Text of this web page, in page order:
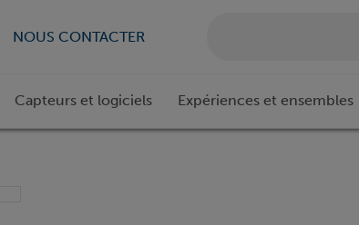
NOUS CONTACTER
Capteurs et logiciels Expériences et ensembles